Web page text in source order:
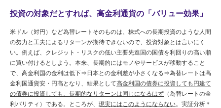
投資の対象だとすれば、高金利通貨の「バリュー効果」
米ドル（対円）など為替レートそのものは、株式への長期投資のような人間
の努力と工夫によるリターンが期待できないので、投資対象とは言いにく
い。例えば、クレジット・リスクの低い主要先進国の国債を利回りの高い順
に買い付けるとしよう。本来、長期的にはモノやサービスが移動すること
で、高金利国の金利は低下⇒日本との金利差が小さくなる⇒為替レートは高
金利国通貨安・円高となり、結果として高金利国の債券に投資しても円建て
の債券に投資しても、長期的なリターンは同じになるはず （為替レートの金
利パリティ）である。ところが、 現実にはこのようにならない。実証分析＊